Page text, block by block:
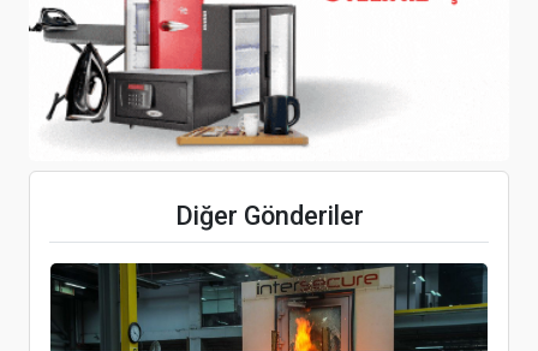
Diğer Gönderiler
Suudi Arabistan, hava sahasını tüm sivil uçuşlara
açma kararı aldı
Rusya’da erken rezervasyonlar hızlandı